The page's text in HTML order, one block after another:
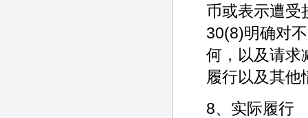
币或表示遭受
30(8)明确对
何，以及请
履行以及其他
8、实际履行